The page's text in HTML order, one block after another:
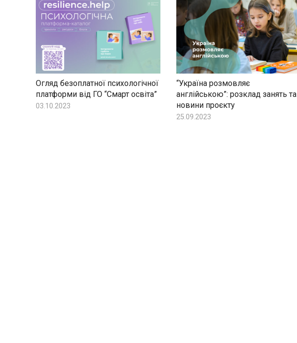
Огляд безоплатної психологічної
платформи від ГО “Смарт освіта”
03.10.2023
“Україна розмовляє
англійською”: розклад занять та
новини проєкту
25.09.2023